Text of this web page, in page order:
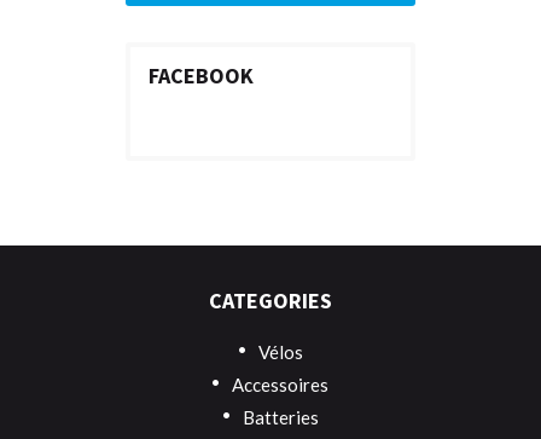
FACEBOOK
CATEGORIES
Vélos
Accessoires
Batteries